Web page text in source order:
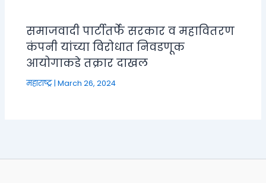
समाजवादी पार्टीतर्फे सरकार व महावितरण
कंपनी यांच्या विरोधात निवडणूक
आयोगाकडे तक्रार दाखल
महाराष्ट्र|March 26, 2024